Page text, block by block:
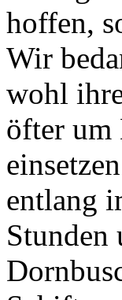
hoffen,
Wir
wohl
öfter um
entlang
Stunden